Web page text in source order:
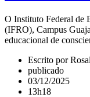
O Instituto Federal de
(IFRO), Campus
educacional de
Escrito por
publicado
03/12/2025
13h18